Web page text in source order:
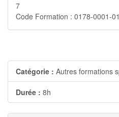
7
Code Formation : 0178-0001-
Catégorie : Autres formations
Durée : 8h